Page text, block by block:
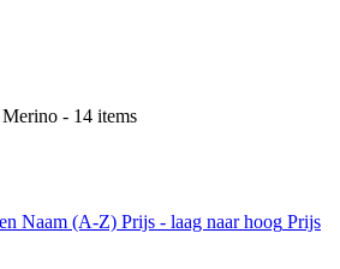
Merino - 14 items
Naam (A-Z) Prijs - laag naar hoog Prijs